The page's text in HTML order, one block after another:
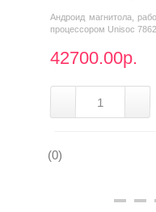
Андроид магнитола,
процессором Unisoc
42700.00р.
(0)